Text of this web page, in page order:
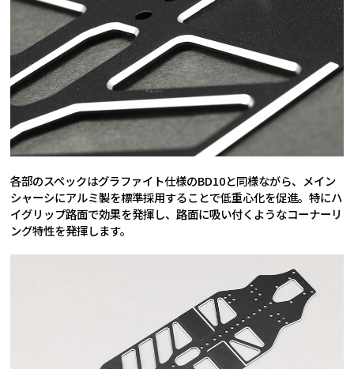
各部のスペックはグラファイト仕様のBD10と同様ながら、メイン
シャーシにアルミ製を標準採用することで低重心化を促進。特にハ
イグリップ路面で効果を発揮し、路面に吸い付くようなコーナーリ
ング特性を発揮します。